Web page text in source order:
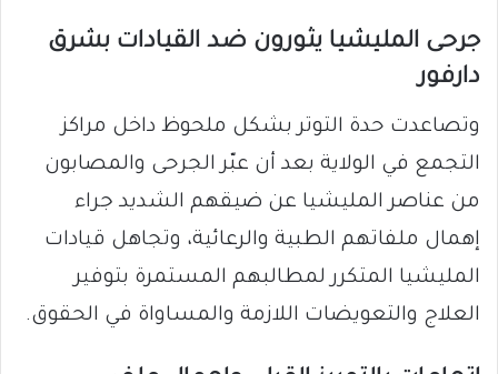
​جرحى المليشيا يثورون ضد القيادات بشرق
دارفور
​وتصاعدت حدة التوتر بشكل ملحوظ داخل مراكز
التجمع في الولاية بعد أن عبّر الجرحى والمصابون
من عناصر المليشيا عن ضيقهم الشديد جراء
إهمال ملفاتهم الطبية والرعائية، وتجاهل قيادات
المليشيا المتكرر لمطالبهم المستمرة بتوفير
العلاج والتعويضات اللازمة والمساواة في الحقوق.